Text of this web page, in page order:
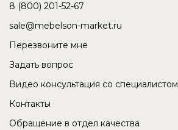
8 (800) 201-52-67
sale@mebelson-market.ru
Перезвоните мне
Задать вопрос
Видео консультация со специалистом
Контакты
Обращение в отдел качества